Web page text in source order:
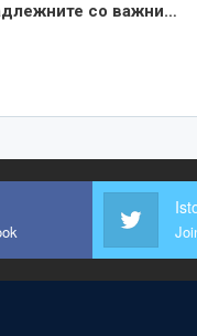
со важни…